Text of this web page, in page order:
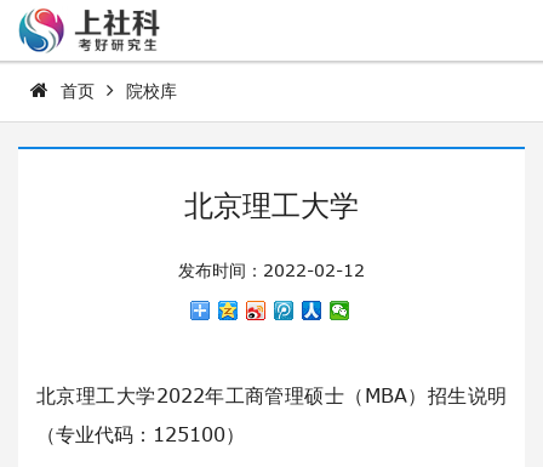
首页 院校库
北京理工大学
发布时间：2022-02-12
北京理工大学2022年工商管理硕士（MBA）招生说明
（专业代码：125100）